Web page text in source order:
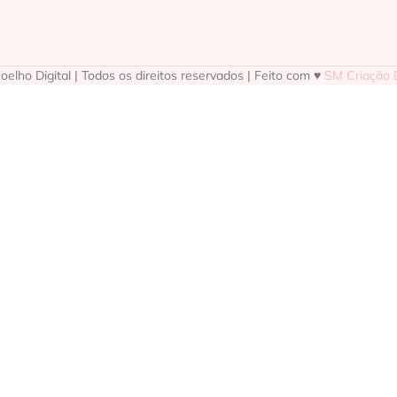
Digital | Todos os direitos reservados | Feito com ♥ SM Criação